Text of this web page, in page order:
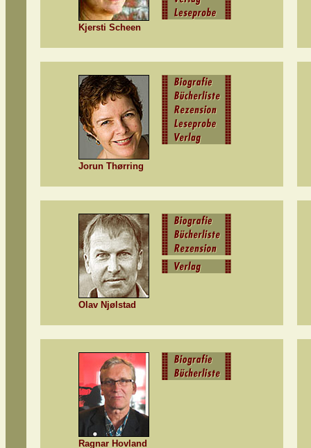
Kjersti Scheen
Jorun Thørring
Olav Njølstad
Ragnar Hovland